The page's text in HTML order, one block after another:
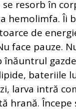
resorb în
hemolimfa. Îi
de
face pauze.
bateriile
larva intră
hrană.